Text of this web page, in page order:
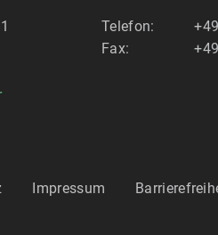
Telefon:
Fax:
Impressum